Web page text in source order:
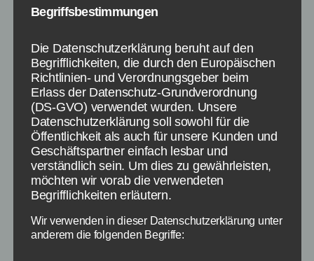
Cities Skylines von Paradox Interactive
Hier haben wir unsere fünf Mod Empfehlungen
für das Spiel Cities Skylines zusammengefasst.
Meiner Auffassung nach handelt es sich bei
diesem Spiel um eines der besten Städtebau-
Simulationen überhaupt und liegt eindeutig vor
SimCity. Entwickelt wurde das Spiel von
Colossal Order und veröffentlicht von Paradox
Interactive. Eine Besonderheit von Cities
Skylines ist, dass die Community über […]
Begriffsbestimmungen
Die Datenschutzerklärung beruht auf den
Begrifflichkeiten, die durch den Europäischen
Richtlinien- und Verordnungsgeber beim
Erlass der Datenschutz-Grundverordnung
(DS-GVO) verwendet wurden. Unsere
Datenschutzerklärung soll sowohl für die
Öffentlichkeit als auch für unsere Kunden und
Geschäftspartner einfach lesbar und
verständlich sein. Um dies zu gewährleisten,
möchten wir vorab die verwendeten
Begrifflichkeiten erläutern.
Wir verwenden in dieser Datenschutzerklärung unter
anderem die folgenden Begriffe: